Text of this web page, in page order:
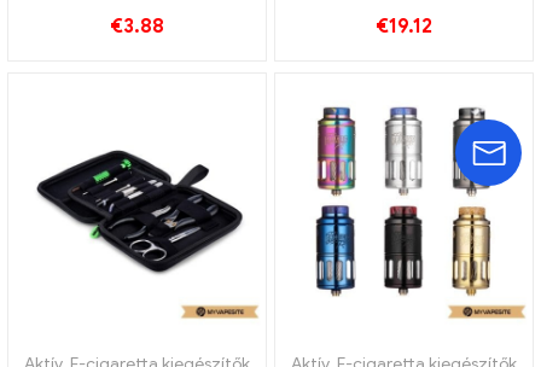
nagykereskedés丨Egyedi
€3.88 €19.12